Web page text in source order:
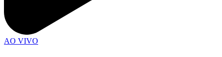
AO VIVO